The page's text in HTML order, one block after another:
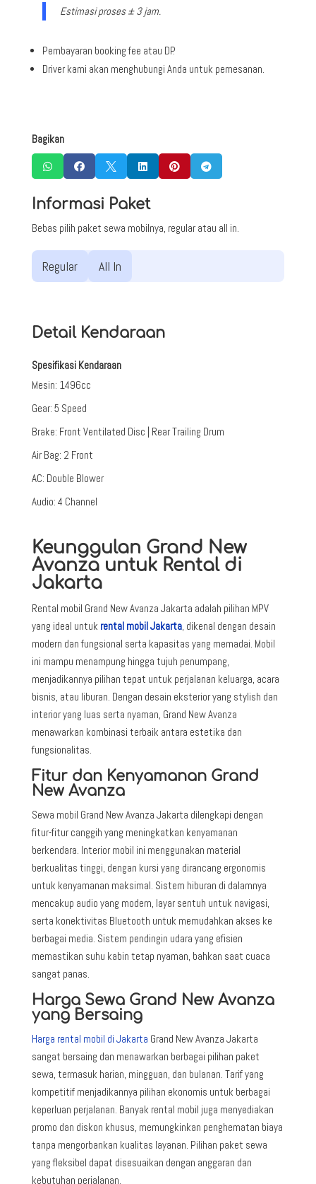
Estimasi proses ± 3 jam.
Pembayaran booking fee atau DP.
Driver kami akan menghubungi Anda untuk pemesanan.
Bagikan
     
Informasi Paket
Bebas pilih paket sewa mobilnya, regular atau all in.
Regular All In
Detail Kendaraan
Spesifikasi Kendaraan
Mesin: 1496cc
Gear: 5 Speed
Brake: Front Ventilated Disc | Rear Trailing Drum
Air Bag: 2 Front
AC: Double Blower
Audio: 4 Channel
Keunggulan Grand New
Avanza untuk Rental di
Jakarta
Rental mobil Grand New Avanza Jakarta adalah pilihan MPV
yang ideal untuk rental mobil Jakarta, dikenal dengan desain
modern dan fungsional serta kapasitas yang memadai. Mobil
ini mampu menampung hingga tujuh penumpang,
menjadikannya pilihan tepat untuk perjalanan keluarga, acara
bisnis, atau liburan. Dengan desain eksterior yang stylish dan
interior yang luas serta nyaman, Grand New Avanza
menawarkan kombinasi terbaik antara estetika dan
fungsionalitas.
Fitur dan Kenyamanan Grand
New Avanza
Sewa mobil Grand New Avanza Jakarta dilengkapi dengan
fitur-fitur canggih yang meningkatkan kenyamanan
berkendara. Interior mobil ini menggunakan material
berkualitas tinggi, dengan kursi yang dirancang ergonomis
untuk kenyamanan maksimal. Sistem hiburan di dalamnya
mencakup audio yang modern, layar sentuh untuk navigasi,
serta konektivitas Bluetooth untuk memudahkan akses ke
berbagai media. Sistem pendingin udara yang efisien
memastikan suhu kabin tetap nyaman, bahkan saat cuaca
sangat panas.
Harga Sewa Grand New Avanza
yang Bersaing
Harga rental mobil di Jakarta Grand New Avanza Jakarta
sangat bersaing dan menawarkan berbagai pilihan paket
sewa, termasuk harian, mingguan, dan bulanan. Tarif yang
kompetitif menjadikannya pilihan ekonomis untuk berbagai
keperluan perjalanan. Banyak rental mobil juga menyediakan
promo dan diskon khusus, memungkinkan penghematan biaya
tanpa mengorbankan kualitas layanan. Pilihan paket sewa
yang fleksibel dapat disesuaikan dengan anggaran dan
kebutuhan perjalanan.